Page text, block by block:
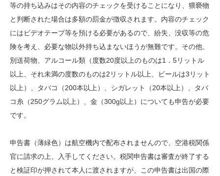
等の持ち込みはその内容のチェックを受けることになり、猥褻物
と判断された場合は多額の罰金が徴収されます。内容のチェック
にはビデオテープ等を預ける必要があるので、紛失、没収等の危
険を考え、必要な物以外持ち込まないほうが無難です。その他、
別送荷物、アルコール類（度数20度以上のものは1．5リットル
以上、それ未満の度数のものは2リットル以上、ビールは3リット
以上）、タバコ（200本以上）、シガレット（20本以上）、タバ
コ糸（250グラム以上）、金（300g以上）についても申告が必要
です。
申告書（薄緑色）は航空機内で配布されませんので、空港税関係
官に請求の上、入手してください。税関申告書は審査が終了する
と検証印が押されて本人に渡されますが、この申告書は出国の際